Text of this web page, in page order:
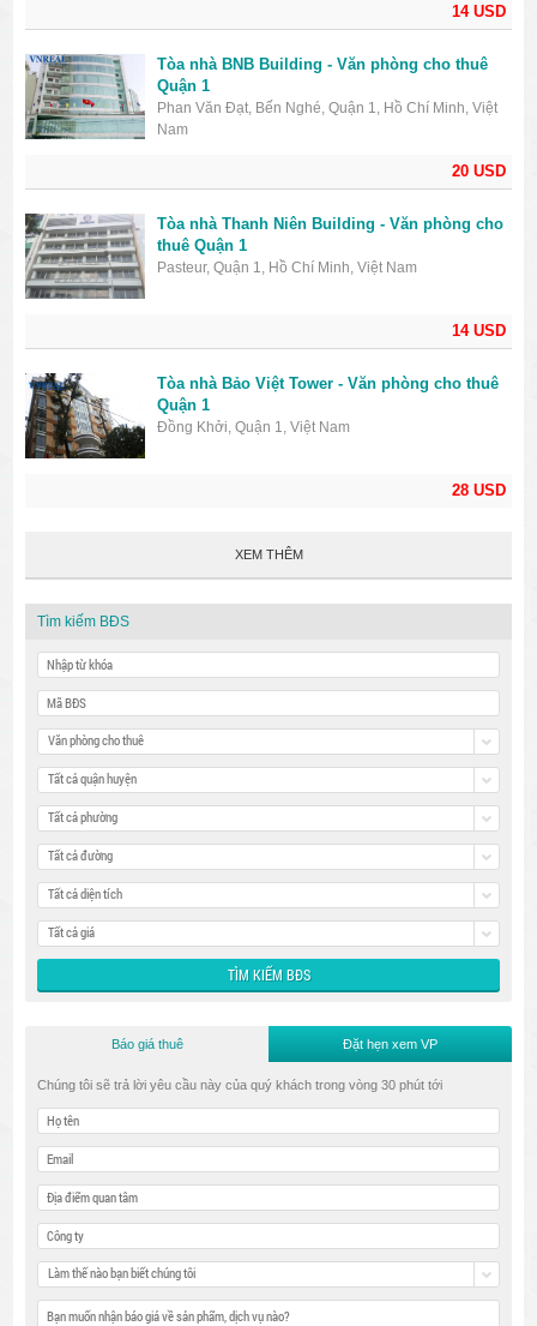
14 USD
20 USD
Tòa nhà BNB Building - Văn phòng cho thuê
Quận 1
Phan Văn Đạt, Bến Nghé, Quận 1, Hồ Chí Minh, Việt
Nam
14 USD
Tòa nhà Thanh Niên Building - Văn phòng cho
thuê Quận 1
Pasteur, Quận 1, Hồ Chí Minh, Việt Nam
28 USD
Tòa nhà Bảo Việt Tower - Văn phòng cho thuê
Quận 1
Đồng Khởi, Quận 1, Việt Nam
XEM THÊM
Tìm kiếm BĐS
Văn phòng cho thuê
Tất cả quận huyện
Tất cả phường
Tất cả đường
Tất cả diện tích
Tất cả giá
Báo giá thuê Đặt hẹn xem VP
Chúng tôi sẽ trả lời yêu cầu này của quý khách trong vòng 30 phút tới
Làm thế nào bạn biết chúng tôi